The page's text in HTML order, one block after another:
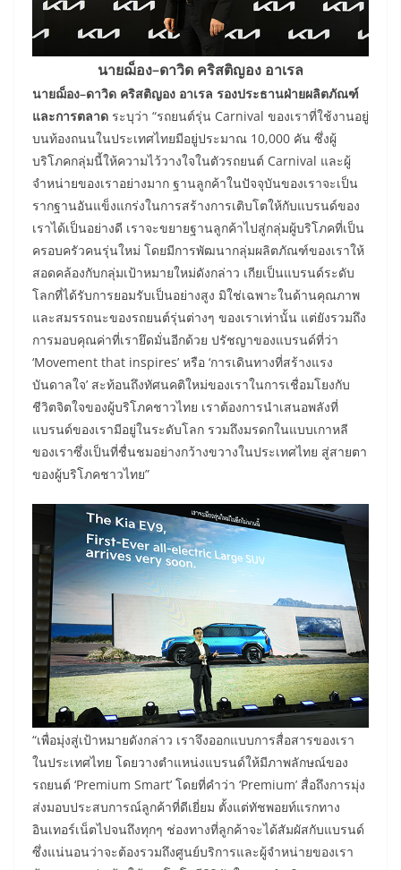
นายฌ็อง–ดาวิด คริสติญอง อาเรล
นายฌ็อง–ดาวิด คริสติญอง อาเรล รองประธานฝ่ายผลิตภัณฑ์
และการตลาด ระบุว่า “รถยนต์รุ่น Carnival ของเราที่ใช้งานอยู่
บนท้องถนนในประเทศไทยมีอยู่ประมาณ 10,000 คัน ซึ่งผู้
บริโภคกลุ่มนี้ให้ความไว้วางใจในตัวรถยนต์ Carnival และผู้
จำหน่ายของเราอย่างมาก ฐานลูกค้าในปัจจุบันของเราจะเป็น
รากฐานอันแข็งแกร่งในการสร้างการเติบโตให้กับแบรนด์ของ
เราได้เป็นอย่างดี เราจะขยายฐานลูกค้าไปสู่กลุ่มผู้บริโภคที่เป็น
ครอบครัวคนรุ่นใหม่ โดยมีการพัฒนากลุ่มผลิตภัณฑ์ของเราให้
สอดคล้องกับกลุ่มเป้าหมายใหม่ดังกล่าว เกียเป็นแบรนด์ระดับ
โลกที่ได้รับการยอมรับเป็นอย่างสูง มิใช่เฉพาะในด้านคุณภาพ
และสมรรถนะของรถยนต์รุ่นต่างๆ ของเราเท่านั้น แต่ยังรวมถึง
การมอบคุณค่าที่เรายึดมั่นอีกด้วย ปรัชญาของแบรนด์ที่ว่า
‘Movement that inspires’ หรือ ‘การเดินทางที่สร้างแรง
บันดาลใจ’ สะท้อนถึงทัศนคติใหม่ของเราในการเชื่อมโยงกับ
ชีวิตจิตใจของผู้บริโภคชาวไทย เราต้องการนำเสนอพลังที่
แบรนด์ของเรามีอยู่ในระดับโลก รวมถึงมรดกในแบบเกาหลี
ของเราซึ่งเป็นที่ชื่นชมอย่างกว้างขวางในประเทศไทย สู่สายตา
ของผู้บริโภคชาวไทย”
“เพื่อมุ่งสู่เป้าหมายดังกล่าว เราจึงออกแบบการสื่อสารของเรา
ในประเทศไทย โดยวางตำแหน่งแบรนด์ให้มีภาพลักษณ์ของ
รถยนต์ ‘Premium Smart’ โดยที่คำว่า ‘Premium’ สื่อถึงการมุ่ง
ส่งมอบประสบการณ์ลูกค้าที่ดีเยี่ยม ตั้งแต่ทัชพอยท์แรกทาง
อินเทอร์เน็ตไปจนถึงทุกๆ ช่องทางที่ลูกค้าจะได้สัมผัสกับแบรนด์
ซึ่งแน่นอนว่าจะต้องรวมถึงศูนย์บริการและผู้จำหน่ายของเรา